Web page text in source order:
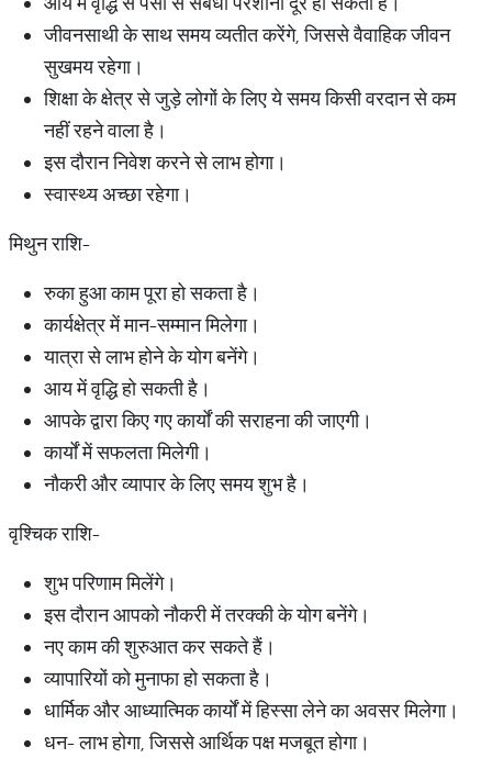
जीवनसाथी के साथ समय व्यतीत करेंगे, जिससे वैवाहिक जीवन
सुखमय रहेगा।
शिक्षा के क्षेत्र से जुड़े लोगों के लिए ये समय किसी वरदान से कम
नहीं रहने वाला है।
इस दौरान निवेश करने से लाभ होगा।
स्वास्थ्य अच्छा रहेगा।
मिथुन राशि-
रुका हुआ काम पूरा हो सकता है।
कार्यक्षेत्र में मान-सम्मान मिलेगा।
यात्रा से लाभ होने के योग बनेंगे।
आय में वृद्धि हो सकती है।
आपके द्वारा किए गए कार्यों की सराहना की जाएगी।
कार्यों में सफलता मिलेगी।
नौकरी और व्यापार के लिए समय शुभ है।
वृश्चिक राशि-
शुभ परिणाम मिलेंगे।
इस दौरान आपको नौकरी में तरक्की के योग बनेंगे।
नए काम की शुरुआत कर सकते हैं।
व्यापारियों को मुनाफा हो सकता है।
धार्मिक और आध्यात्मिक कार्यों में हिस्सा लेने का अवसर मिलेगा।
धन- लाभ होगा, जिससे आर्थिक पक्ष मजबूत होगा।